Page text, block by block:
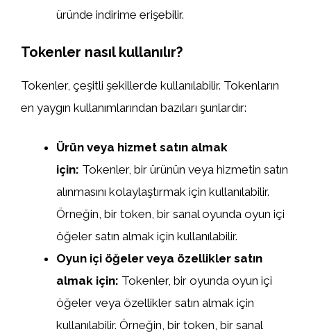
üründe indirime erişebilir.
Tokenler nasıl kullanılır?
Tokenler, çeşitli şekillerde kullanılabilir. Tokenların
en yaygın kullanımlarından bazıları şunlardır:
Ürün veya hizmet satın almak
için: Tokenler, bir ürünün veya hizmetin satın
alınmasını kolaylaştırmak için kullanılabilir.
Örneğin, bir token, bir sanal oyunda oyun içi
öğeler satın almak için kullanılabilir.
Oyun içi öğeler veya özellikler satın
almak için: Tokenler, bir oyunda oyun içi
öğeler veya özellikler satın almak için
kullanılabilir. Örneğin, bir token, bir sanal